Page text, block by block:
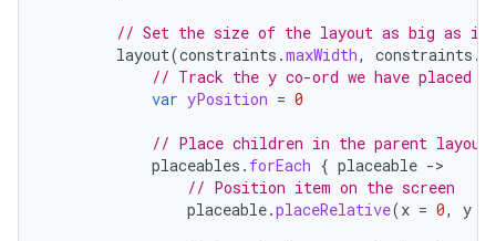
// Set the size of the layout as big as it
layout(constraints .maxWidth, constraints .
// Track the y co-ord we have placed
var yPosition = 0
// Place children in the parent layout
placeables . forEach { placeable -
// Position item on the screen
placeable.placeRelative(x = 0, y